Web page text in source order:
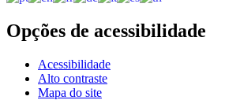
Opções de acessibilidade
Acessibilidade
Alto contraste
Mapa do site